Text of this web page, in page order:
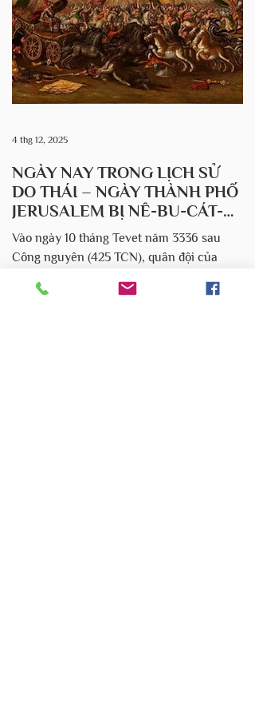
ẩn núp giữa các sông, nó đã nói rằng:
"1Năm thứ mười, tháng mười, ngày mười
hai, có lời Đức Giê-hô-va ph
NGÀY NAY TRONG LỊCH SỬ
DO THÁI – NGÀY THÀNH PHỐ
JERUSALEM BỊ NÊ-BU-CÁT-
NẾT-SA VÂY HÃM
Vào ngày 10 tháng Tevet năm 3336 sau
Công nguyên (425 TCN), quân đội của
bao vây Jerusalem. Ba mươi tháng sau -
4 thg 12, 2025